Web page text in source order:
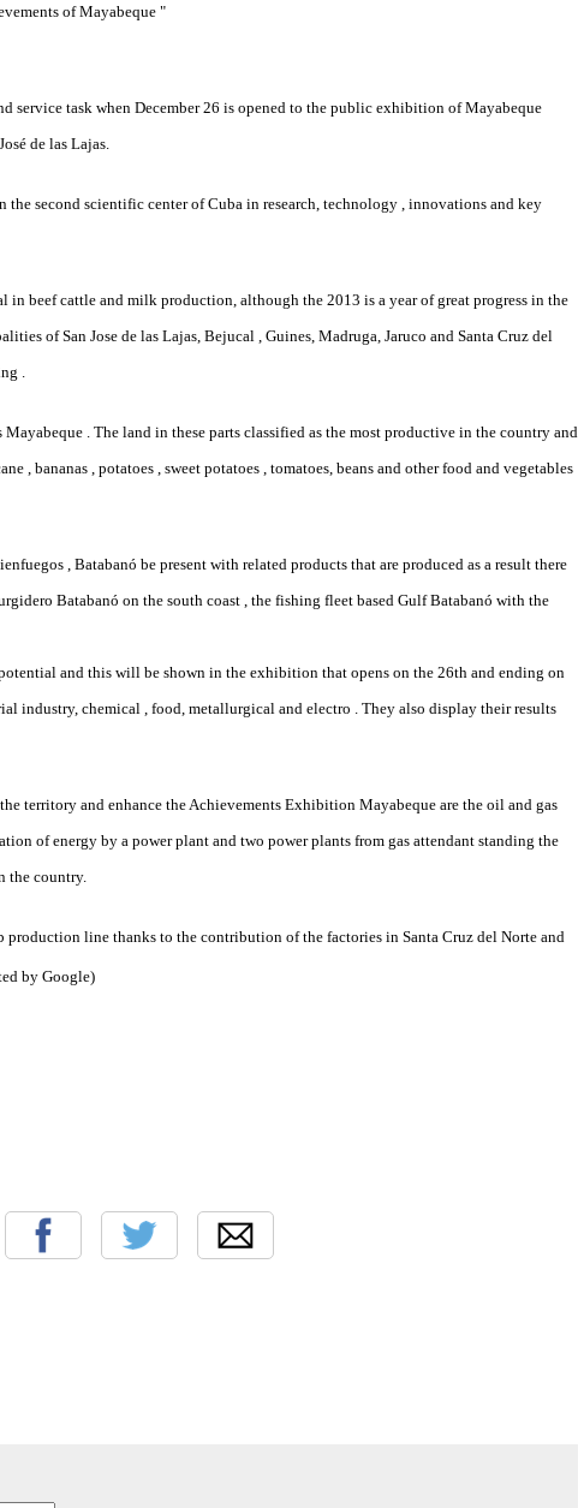
of Mayabeque "
service task when December 26 is opened to the public exhibition of Mayabeque
de las Lajas.
the second scientific center of Cuba in research, technology , innovations and key
in beef cattle and milk production, although the 2013 is a year of great progress in the
of San Jose de las Lajas, Bejucal , Guines, Madruga, Jaruco and Santa Cruz del
.
. The land in these parts classified as the most productive in the country and
, bananas , potatoes , sweet potatoes , tomatoes, beans and other food and vegetables
, Batabanó be present with related products that are produced as a result there
Batabanó on the south coast , the fishing fleet based Gulf Batabanó with the
and this will be shown in the exhibition that opens on the 26th and ending on
industry, chemical , food, metallurgical and electro . They also display their results
territory and enhance the Achievements Exhibition Mayabeque are the oil and gas
of energy by a power plant and two power plants from gas attendant standing the
the country.
line thanks to the contribution of the factories in Santa Cruz del Norte and
by Google)